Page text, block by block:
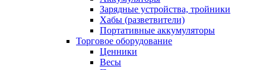
Зарядные устройства, тройники
Хабы (разветвители)
Портативные аккумуляторы
Торговое оборудование
Ценники
Весы